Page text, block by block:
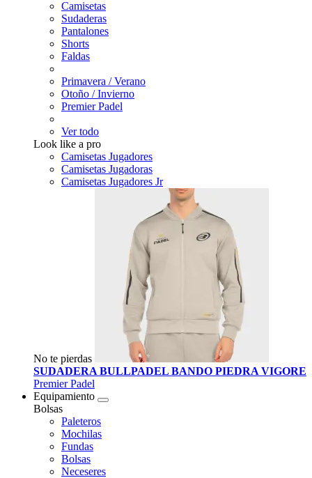
Camisetas
Sudaderas
Pantalones
Shorts
Faldas
Primavera / Verano
Otoño / Invierno
Premier Padel
Ver todo
Look like a pro
Camisetas Jugadores
Camisetas Jugadoras
Camisetas Jugadores Jr
No te pierdas
SUDADERA BULLPADEL BANDO PIEDRA VIGORE
Premier Padel
Equipamiento
Bolsas
Paleteros
Mochilas
Fundas
Bolsas
Neceseres